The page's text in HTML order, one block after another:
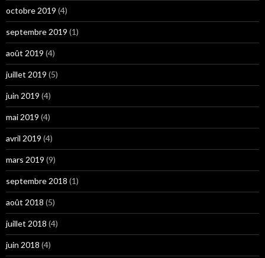
octobre 2019 (4)
septembre 2019 (1)
août 2019 (4)
juillet 2019 (5)
juin 2019 (4)
mai 2019 (4)
avril 2019 (4)
mars 2019 (9)
septembre 2018 (1)
août 2018 (5)
juillet 2018 (4)
juin 2018 (4)